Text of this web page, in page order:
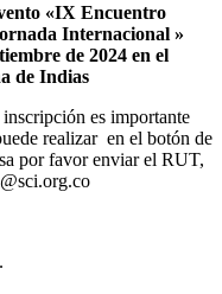
«IX Encuentro
Internacional »
de 2024 en el
de Indias
es importante
realizar en el botón de
por favor enviar el RUT,